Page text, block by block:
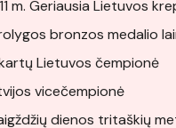
m. Geriausia Lietuvos
bronzos medalio
Lietuvos čempionė
vicečempionė
dienos tritaškių